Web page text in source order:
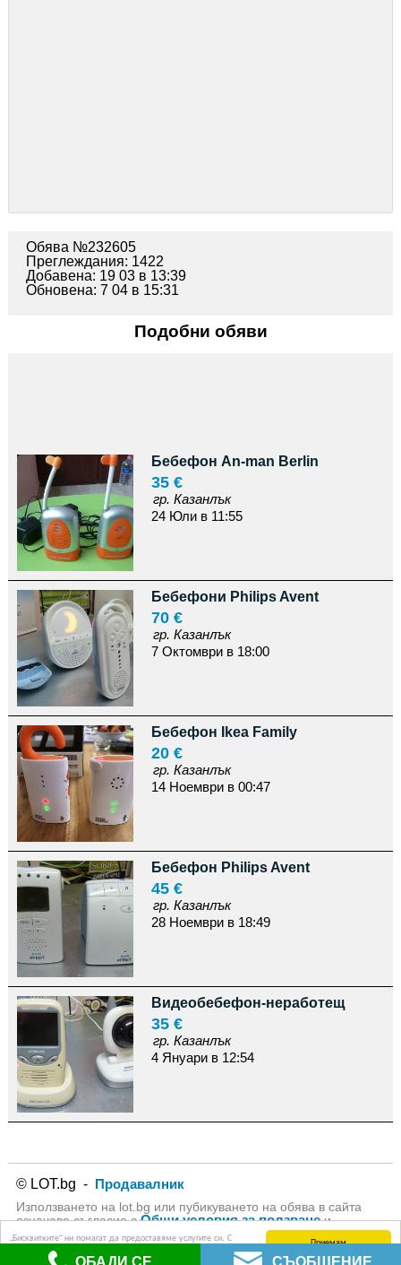
Приемам
„Бисквитките“ ни помагат да предоставяме услугите си. С
използването на услугите ни приемате, че можем да
ОБАДИ СЕ СЪОБЩЕНИЕ
Обява №232605
Преглеждания: 1422
Добавена: 19 03 в 13:39
Обновена: 7 04 в 15:31
Подобни обяви
Бебефон An-man Berlin
35 €
гр. Казанлък
24 Юли в 11:55
Бебефони Philips Avent
70 €
гр. Казанлък
7 Октомври в 18:00
Бебефон Ikea Family
20 €
гр. Казанлък
14 Ноември в 00:47
Бебефон Philips Avent
45 €
гр. Казанлък
28 Ноември в 18:49
Видеобебефон-неработещ
35 €
гр. Казанлък
4 Януари в 12:54
© LOT.bg - Продавалник
Използването на lot.bg или пубикуването на обява в сайта
означава съгласие сОбщи условия за ползванеи
Политика за личните даннина lot.bg